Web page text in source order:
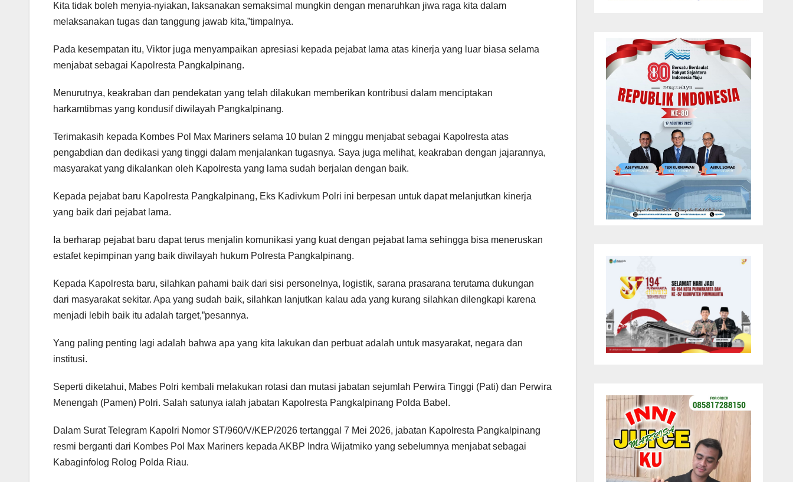
Kita tidak boleh menyia-nyiakan, laksanakan semaksimal mungkin dengan menaruhkan jiwa raga kita dalam
melaksanakan tugas dan tanggung jawab kita,”timpalnya.
Pada kesempatan itu, Viktor juga menyampaikan apresiasi kepada pejabat lama atas kinerja yang luar biasa selama
menjabat sebagai Kapolresta Pangkalpinang.
Menurutnya, keakraban dan pendekatan yang telah dilakukan memberikan kontribusi dalam menciptakan
harkamtibmas yang kondusif diwilayah Pangkalpinang.
Terimakasih kepada Kombes Pol Max Mariners selama 10 bulan 2 minggu menjabat sebagai Kapolresta atas
pengabdian dan dedikasi yang tinggi dalam menjalankan tugasnya. Saya juga melihat, keakraban dengan jajarannya,
masyarakat yang dikalankan oleh Kapolresta yang lama sudah berjalan dengan baik.
Kepada pejabat baru Kapolresta Pangkalpinang, Eks Kadivkum Polri ini berpesan untuk dapat melanjutkan kinerja
yang baik dari pejabat lama.
Ia berharap pejabat baru dapat terus menjalin komunikasi yang kuat dengan pejabat lama sehingga bisa meneruskan
estafet kepimpinan yang baik diwilayah hukum Polresta Pangkalpinang.
Kepada Kapolresta baru, silahkan pahami baik dari sisi personelnya, logistik, sarana prasarana terutama dukungan
dari masyarakat sekitar. Apa yang sudah baik, silahkan lanjutkan kalau ada yang kurang silahkan dilengkapi karena
menjadi lebih baik itu adalah target,”pesannya.
Yang paling penting lagi adalah bahwa apa yang kita lakukan dan perbuat adalah untuk masyarakat, negara dan
institusi.
Seperti diketahui, Mabes Polri kembali melakukan rotasi dan mutasi jabatan sejumlah Perwira Tinggi (Pati) dan Perwira
Menengah (Pamen) Polri. Salah satunya ialah jabatan Kapolresta Pangkalpinang Polda Babel.
Dalam Surat Telegram Kapolri Nomor ST/960/V/KEP/2026 tertanggal 7 Mei 2026, jabatan Kapolresta Pangkalpinang
resmi berganti dari Kombes Pol Max Mariners kepada AKBP Indra Wijatmiko yang sebelumnya menjabat sebagai
Kabaginfolog Rolog Polda Riau.